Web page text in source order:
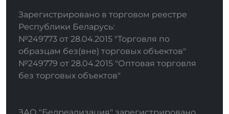
Зарегистрировано в торговом реестре
Республики Беларусь:
№249773 от 28.04.2015 "Торговля по
образцам без(вне) торговых объектов"
№249779 от 28.04.2015 "Оптовая торговля
без торговых объектов"
ЗАО "Белреализация" зарегистрировано